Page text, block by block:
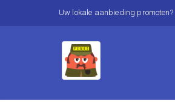
Uw lokale aanbieding promoten?